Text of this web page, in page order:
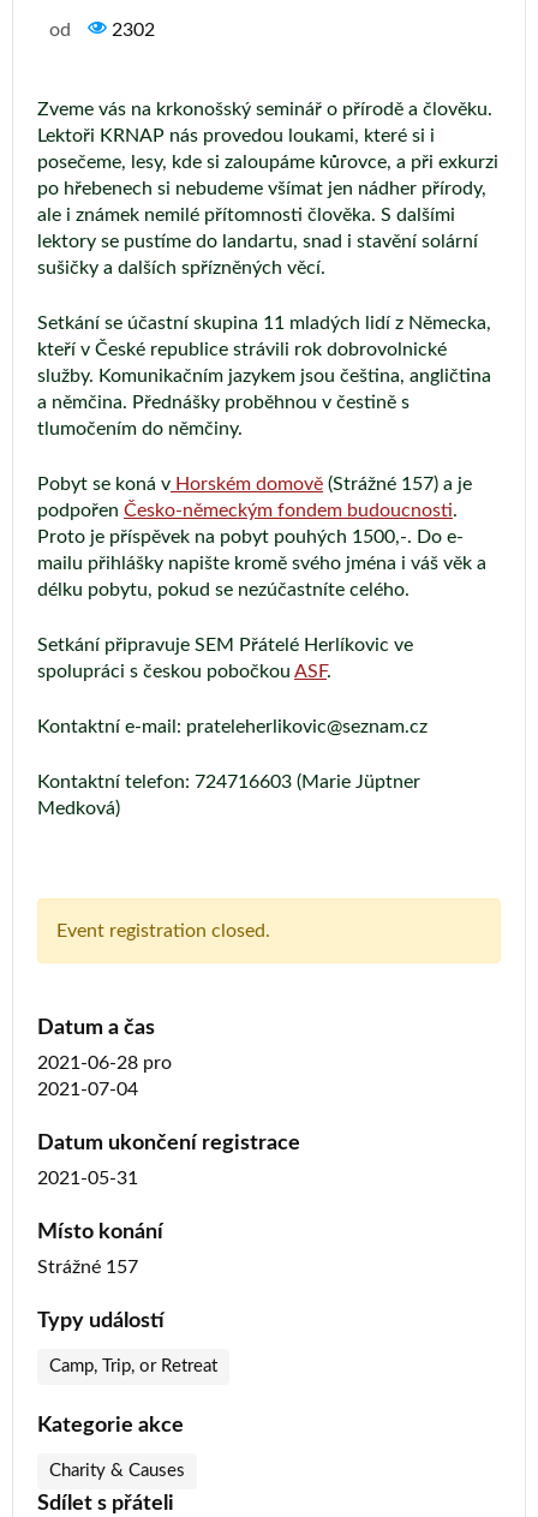
od 2302
Zveme vás na krkonošský seminář o přírodě a člověku.
Lektoři KRNAP nás provedou loukami, které si i
posečeme, lesy, kde si zaloupáme kůrovce, a při exkurzi
po hřebenech si nebudeme všímat jen nádher přírody,
ale i známek nemilé přítomnosti člověka. S dalšími
lektory se pustíme do landartu, snad i stavění solární
sušičky a dalších spřízněných věcí.
Setkání se účastní skupina 11 mladých lidí z Německa,
kteří v České republice strávili rok dobrovolnické
služby. Komunikačním jazykem jsou čeština, angličtina
a němčina. Přednášky proběhnou v čestině s
tlumočením do němčiny.
Pobyt se koná v Horském domově (Strážné 157) a je
podpořen Česko-německým fondem budoucnosti.
Proto je příspěvek na pobyt pouhých 1500,-. Do e-
mailu přihlášky napište kromě svého jména i váš věk a
délku pobytu, pokud se nezúčastníte celého.
Setkání připravuje SEM Přátelé Herlíkovic ve
spolupráci s českou pobočkou ASF.
Kontaktní e-mail: prateleherlikovic@seznam.cz
Kontaktní telefon: 724716603 (Marie Jüptner
Medková)
Event registration closed.
Datum a čas
2021-06-28 pro
2021-07-04
Datum ukončení registrace
2021-05-31
Místo konání
Strážné 157
Typy událostí
Camp, Trip, or Retreat
Kategorie akce
Charity & Causes
Sdílet s přáteli